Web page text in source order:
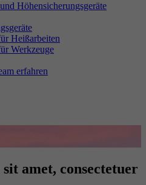
Höhensicherungsgeräte
Heißarbeiten
Werkzeuge
erfahren
amet, consectetuer